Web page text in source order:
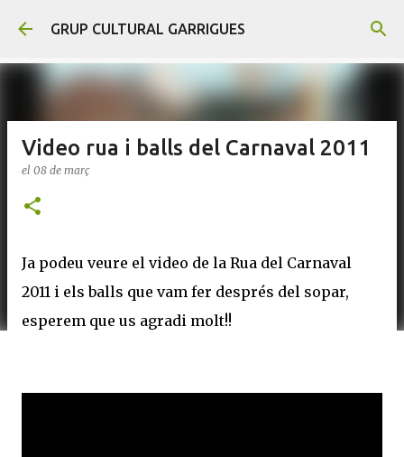
Salta al contingut principal
GRUP CULTURAL GARRIGUES
Video rua i balls del Carnaval 2011
el 08 de març
Ja podeu veure el video de la Rua del Carnaval
2011 i els balls que vam fer després del sopar,
esperem que us agradi molt!!